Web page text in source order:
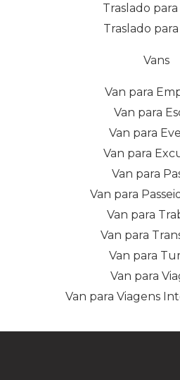
Traslado para
Traslado
Vans
Van para
Van para
Van para
Van para
Van para
Van para
Van para
Van para
Van para
Van para
Van para Viagens